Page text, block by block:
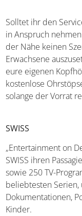
Solltet ihr den
in Anspruch
der Nähe keinen
Erwachsene
eure eigenen
kostenlose
solange der Vorrat
SWISS
„Entertainment on
SWISS ihren
sowie 250 TV-
beliebtesten Serien,
Dokumentationen,
Kinder.